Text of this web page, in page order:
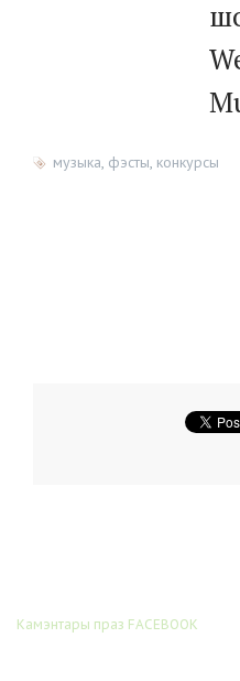
музыка фэсты конкурсы
Камэнтары праз FACEBOOK